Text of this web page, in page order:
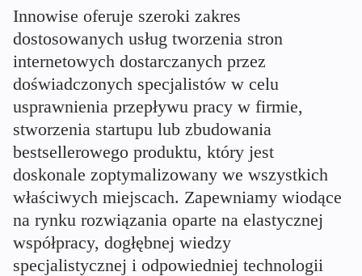
Innowise oferuje szeroki zakres
dostosowanych usług tworzenia stron
internetowych dostarczanych przez
doświadczonych specjalistów w celu
usprawnienia przepływu pracy w firmie,
stworzenia startupu lub zbudowania
bestsellerowego produktu, który jest
doskonale zoptymalizowany we wszystkich
właściwych miejscach. Zapewniamy wiodące
na rynku rozwiązania oparte na elastycznej
współpracy, dogłębnej wiedzy
specjalistycznej i odpowiedniej technologii